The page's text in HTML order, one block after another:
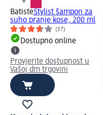
BatisteStylist šampon za
suho pranje kose, 200 ml
(37)
Dostupno online
Provjerite dostupnost u
Vašoj dm trgovini